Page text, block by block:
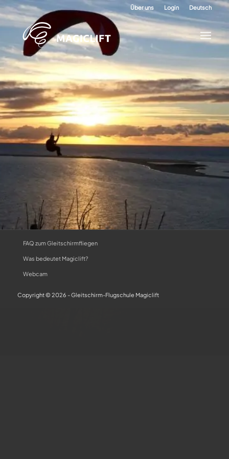
Über uns Login Deutsch
Copyright © 2026 - Gleitschirm-Flugschule Magiclift
FAQ zum Gleitschirmfliegen
Was bedeutet Magiclift?
Webcam